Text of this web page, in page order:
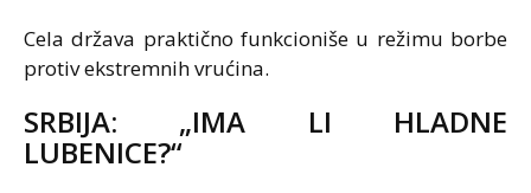
Cela država praktično funkcioniše u režimu borbe
protiv ekstremnih vrućina.
SRBIJA: „IMA LI HLADNE
LUBENICE?“